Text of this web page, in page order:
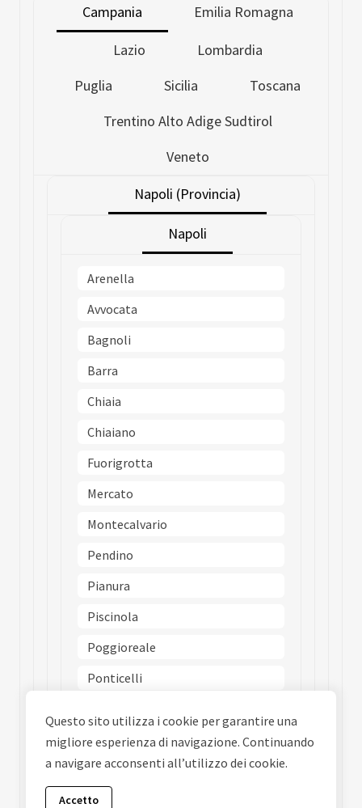
Campania Emilia Romagna
Lazio
Lombardia
Puglia
Sicilia
Toscana
Trentino Alto Adige Sudtirol
Veneto
Napoli (Provincia)
Napoli
Arenella
Avvocata
Bagnoli
Barra
Chiaia
Chiaiano
Fuorigrotta
Mercato
Montecalvario
Pendino
Pianura
Piscinola
Poggioreale
Ponticelli
Posillipo
San Carlo Allarena
San Ferdinando
Questo sito utilizza i cookie per garantire una
migliore esperienza di navigazione. Continuando
a navigare acconsenti all’utilizzo dei cookie.
Accetto